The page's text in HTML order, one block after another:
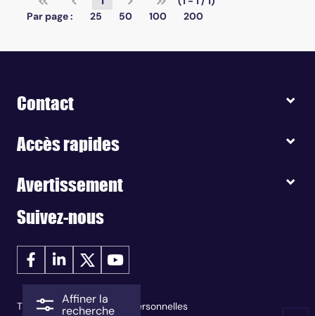
Affiner la
recherche
Par page :
25 50 100 200
Contact
Accès rapides
Avertissement
Suivez-nous
Traitement des données personnelles